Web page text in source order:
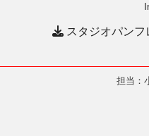
スタジオパンフ
担当：